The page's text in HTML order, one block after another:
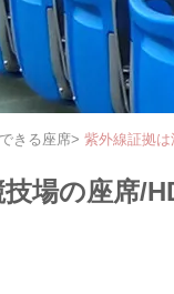
きる座席> 紫外線証拠
場の座席/